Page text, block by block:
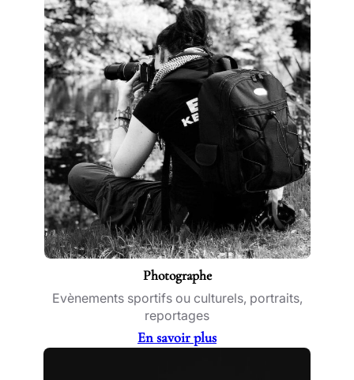
Photographe
Evènements sportifs ou culturels, portraits,
reportages
En savoir plus